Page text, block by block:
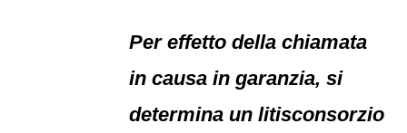
Per effetto della chiamata
in causa in garanzia, si
determina un litisconsorzio